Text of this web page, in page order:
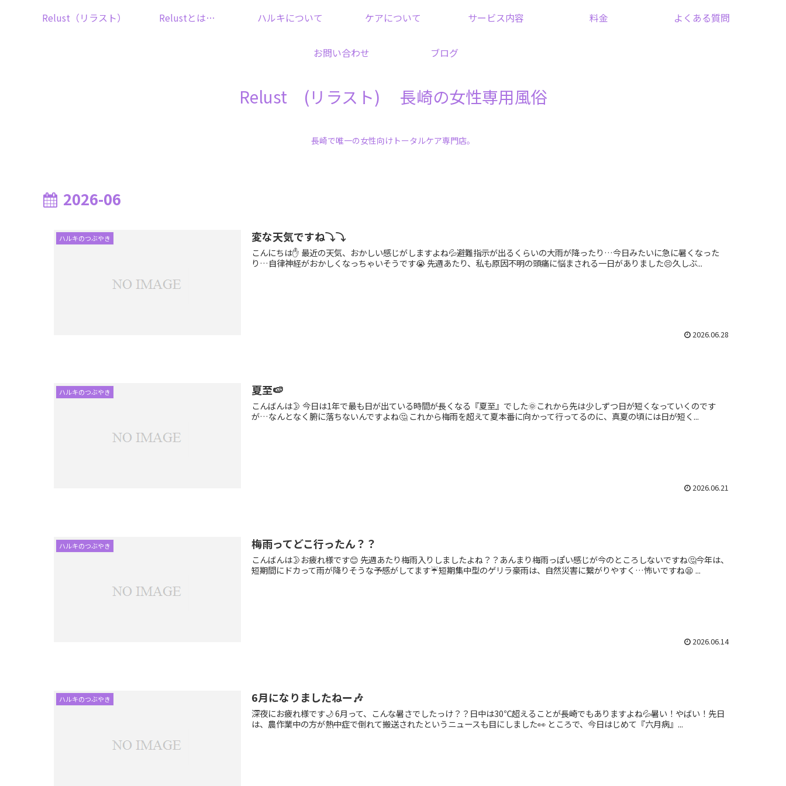
Relust (リラスト) 長崎の女性専用風俗
長崎で唯一の女性向けトータルケア専門店。
Relust（リラスト） Relustとは… ハルキについて ケアについて サービス内容 料金 よくある質問
お問い合わせ ブログ
2026-06
ハルキのつぶやき 変な天気ですね⤵⤵
こんにちは✋ 最近の天気、おかしい感じがしますよね💦避難指示が出るくらいの大雨が降ったり…今日みたいに急に暑くなった
り…自律神経がおかしくなっちゃいそうです😭 先週あたり、私も原因不明の頭痛に悩まされる一日がありました😣久しぶ...
2026.06.28
ハルキのつぶやき 夏至🍉
こんばんは🌛 今日は1年で最も日が出ている時間が長くなる『夏至』でした🌞これから先は少しずつ日が短くなっていくのです
が…なんとなく腑に落ちないんですよね🤔 これから梅雨を超えて夏本番に向かって行ってるのに、真夏の頃には日が短く...
2026.06.21
ハルキのつぶやき 梅雨ってどこ行ったん？？
こんばんは🌛お疲れ様です😊 先週あたり梅雨入りしましたよね？？あんまり梅雨っぽい感じが今のところしないですね🤔今年は、
短期間にドカって雨が降りそうな予感がしてます☔短期集中型のゲリラ豪雨は、自然災害に繋がりやすく…怖いですね😫 ...
2026.06.14
ハルキのつぶやき 6月になりましたねー🎶
深夜にお疲れ様です🌙 6月って、こんな暑さでしたっけ？？日中は30℃超えることが長崎でもありますよね💦暑い！やばい！先日
は、農作業中の方が熱中症で倒れて搬送されたというニュースも目にしました👀 ところで、今日はじめて『六月病』...